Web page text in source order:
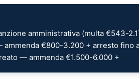
amministrativa (multa €543-
€800-3.200 + arresto fino
— ammenda €1.500-6.000 +